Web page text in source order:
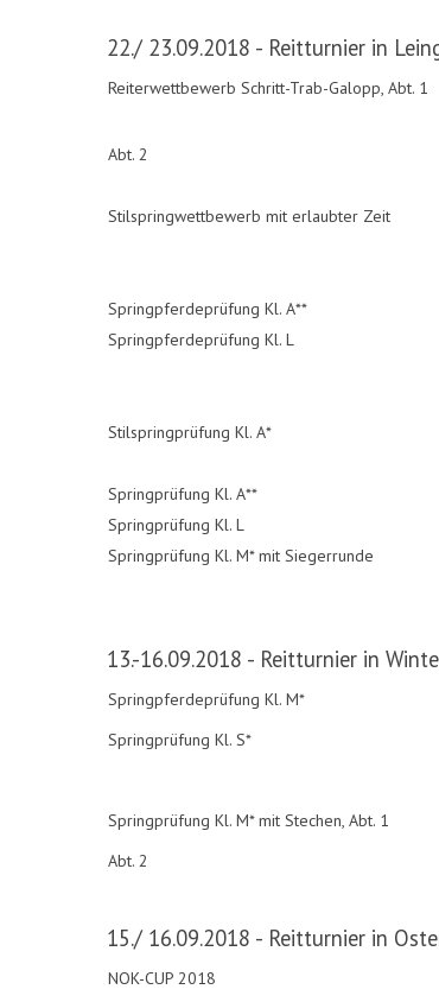
22./ 23.09.2018 - Reitturnier in
Reiterwettbewerb Schritt-Trab-Galopp, Abt. 1
Abt. 2
Stilspringwettbewerb mit erlaubter Zeit
Springpferdeprüfung Kl. A**
Springpferdeprüfung Kl. L
Stilspringprüfung Kl. A*
Springprüfung Kl. A**
Springprüfung Kl. L
Springprüfung Kl. M* mit Siegerrunde
13.-16.09.2018 - Reitturnier in
Springpferdeprüfung Kl. M*
Springprüfung Kl. S*
Springprüfung Kl. M* mit Stechen, Abt. 1
Abt. 2
15./ 16.09.2018 - Reitturnier in
NOK-CUP 2018